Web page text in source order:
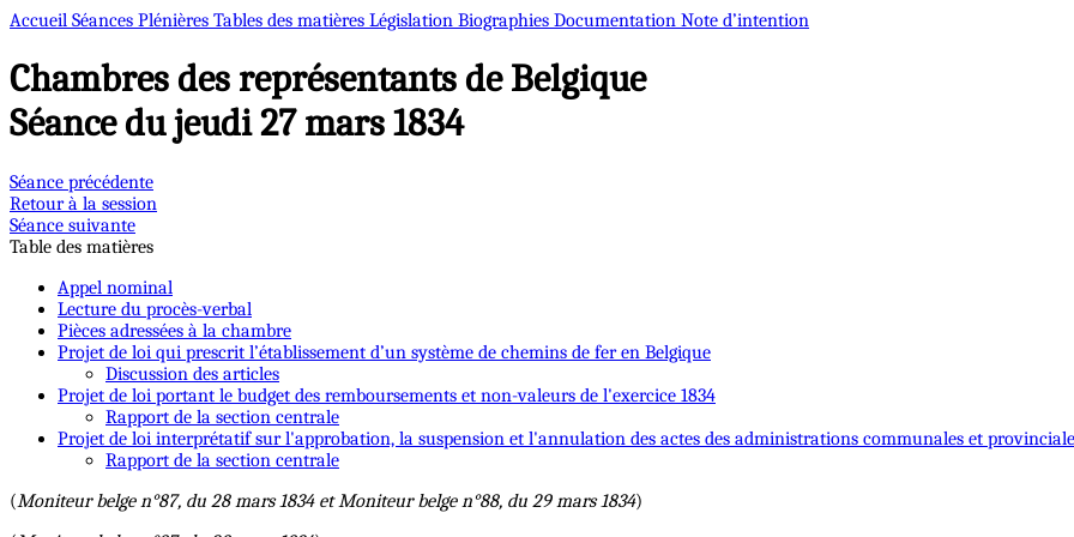
Accueil Séances Plénières Tables des matières Législation Biographies Documentation Note d’intention
Chambres des représentants de Belgique
Séance du jeudi 27 mars 1834
Séance précédente
Retour à la session
Séance suivante
Table des matières
Appel nominal
Lecture du procès-verbal
Pièces adressées à la chambre
Projet de loi qui prescrit l’établissement d’un système de chemins de fer en Belgique
Discussion des articles
Projet de loi portant le budget des remboursements et non-valeurs de l'exercice 1834
Rapport de la section centrale
Projet de loi interprétatif sur l'approbation, la suspension et l'annulation des actes des administrations communales et
Rapport de la section centrale
(Moniteur belge n°87, du 28 mars 1834 et Moniteur belge n°88, du 29 mars 1834)